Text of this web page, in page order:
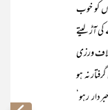
کو خوب
آڑ لیتے
ورزی
نہ ہو
رہو‘